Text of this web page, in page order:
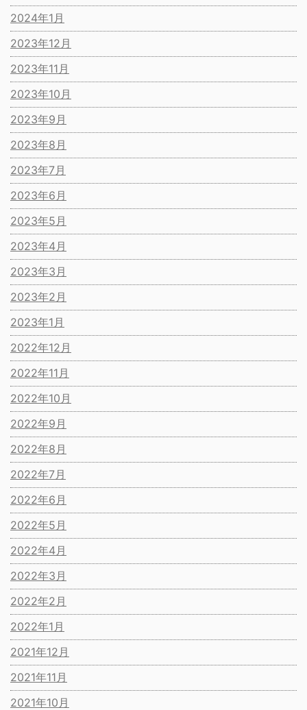
2024年1月
2023年12月
2023年11月
2023年10月
2023年9月
2023年8月
2023年7月
2023年6月
2023年5月
2023年4月
2023年3月
2023年2月
2023年1月
2022年12月
2022年11月
2022年10月
2022年9月
2022年8月
2022年7月
2022年6月
2022年5月
2022年4月
2022年3月
2022年2月
2022年1月
2021年12月
2021年11月
2021年10月